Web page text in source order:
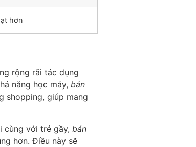
hơn
rộng rãi tác dụng
năng học máy, bán
shopping, giúp mang
cùng với trẻ gầy, bán
hơn. Điều này sẽ